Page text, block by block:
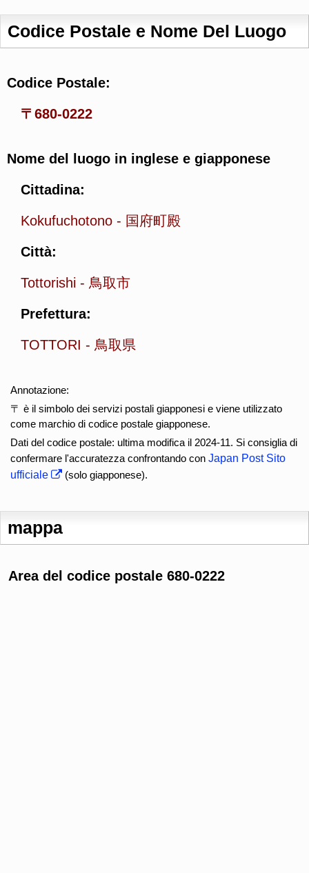
Codice Postale e Nome Del Luogo
Codice Postale:
〒680-0222
Nome del luogo in inglese e giapponese
Cittadina:
Kokufuchotono - 国府町殿
Città:
Tottorishi - 鳥取市
Prefettura:
TOTTORI - 鳥取県
Annotazione:
〒 è il simbolo dei servizi postali giapponesi e viene utilizzato
come marchio di codice postale giapponese.
Dati del codice postale: ultima modifica il 2024-11. Si consiglia di
confermare l'accuratezza confrontando con Japan Post Sito
ufficiale
(solo giapponese).
mappa
Area del codice postale 680-0222